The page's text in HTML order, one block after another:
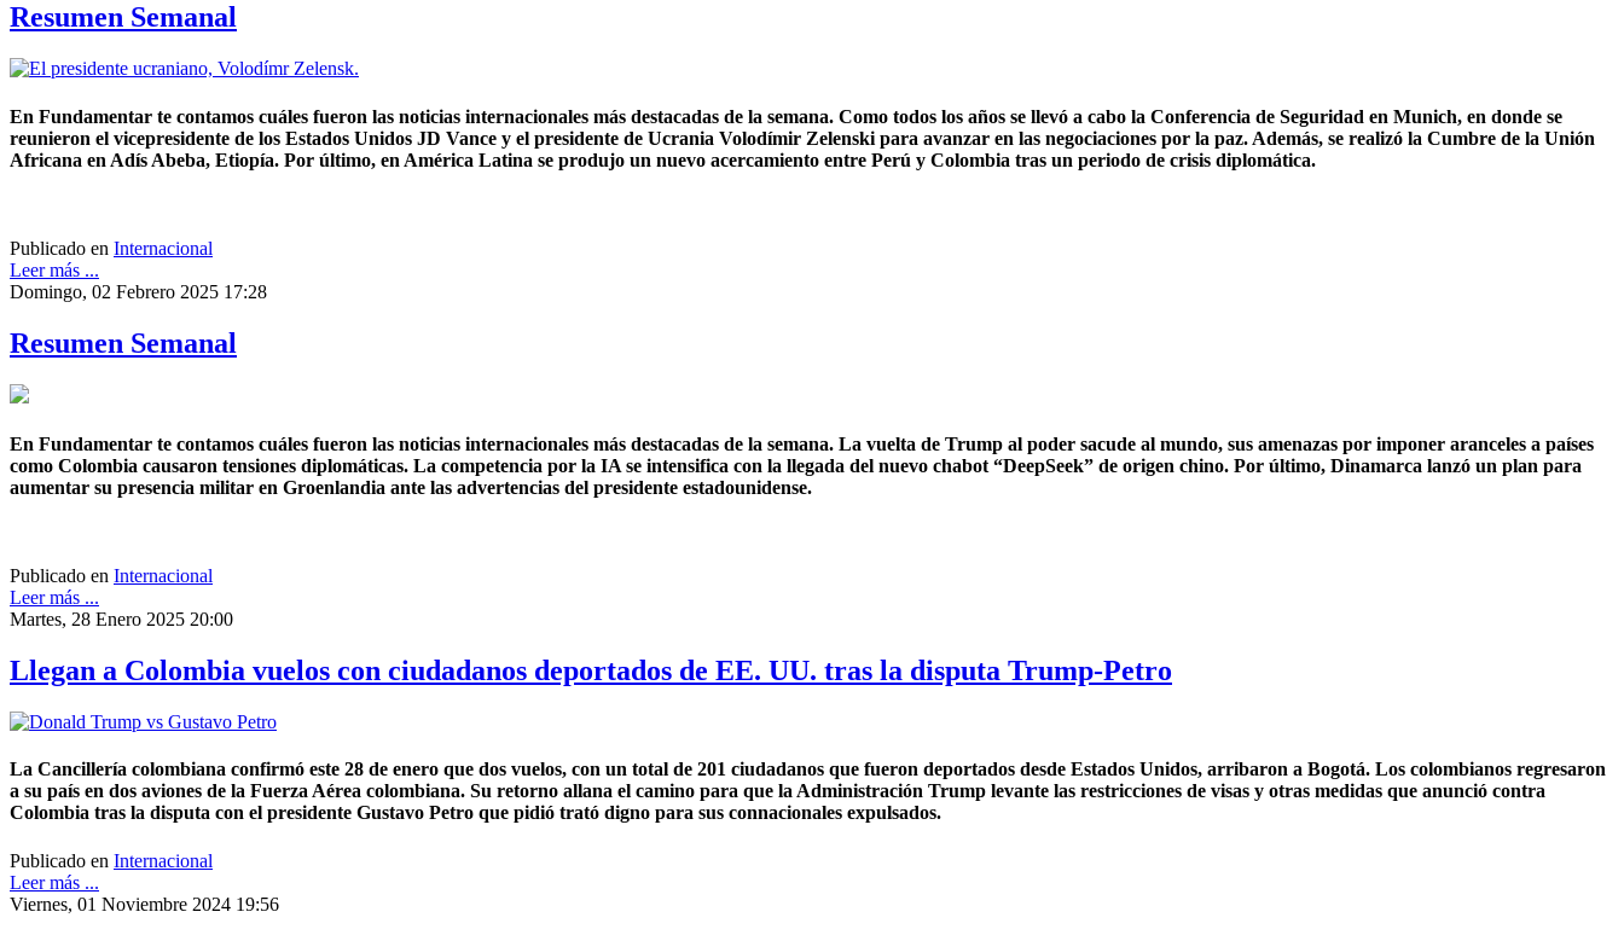
Resumen Semanal
En Fundamentar te contamos cuáles fueron las noticias internacionales más destacadas de la semana. Como todos los años se llevó a cabo la Conferencia de Seguridad en Munich, en donde se
reunieron el vicepresidente de los Estados Unidos JD Vance y el presidente de Ucrania Volodímir Zelenski para avanzar en las negociaciones por la paz. Además, se realizó la Cumbre de la Unión
Africana en Adís Abeba, Etiopía. Por último, en América Latina se produjo un nuevo acercamiento entre Perú y Colombia tras un periodo de crisis diplomática.
Publicado en Internacional
Leer más ...
Domingo, 02 Febrero 2025 17:28
Resumen Semanal
En Fundamentar te contamos cuáles fueron las noticias internacionales más destacadas de la semana. La vuelta de Trump al poder sacude al mundo, sus amenazas por imponer aranceles a países
como Colombia causaron tensiones diplomáticas. La competencia por la IA se intensifica con la llegada del nuevo chabot “DeepSeek” de origen chino. Por último, Dinamarca lanzó un plan para
aumentar su presencia militar en Groenlandia ante las advertencias del presidente estadounidense.
Publicado en Internacional
Leer más ...
Martes, 28 Enero 2025 20:00
Llegan a Colombia vuelos con ciudadanos deportados de EE. UU. tras la disputa Trump-Petro
La Cancillería colombiana confirmó este 28 de enero que dos vuelos, con un total de 201 ciudadanos que fueron deportados desde Estados Unidos, arribaron a Bogotá. Los colombianos regresaron
a su país en dos aviones de la Fuerza Aérea colombiana. Su retorno allana el camino para que la Administración Trump levante las restricciones de visas y otras medidas que anunció contra
Colombia tras la disputa con el presidente Gustavo Petro que pidió trató digno para sus connacionales expulsados.
Publicado en Internacional
Leer más ...
Viernes, 01 Noviembre 2024 19:56